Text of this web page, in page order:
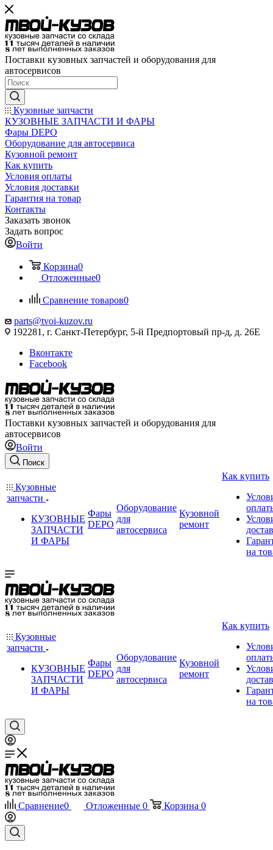
Поставки кузовных запчастей и оборудования для
автосервисов
Кузовные запчасти
КУЗОВНЫЕ ЗАПЧАСТИ И ФАРЫ
Фары DEPO
Оборудование для автосервиса
Кузовной ремонт
Как купить
Условия оплаты
Условия доставки
Гарантия на товар
Контакты
Заказать звонок
Задать вопрос
Войти
Корзина0
Отложенные0
Сравнение товаров0
parts@tvoi-kuzov.ru
192281, г. Санкт-Петербург, 5-й Предпортовый пр-д, д. 26Е
Вконтакте
Facebook
Поставки кузовных запчастей и оборудования для
автосервисов
Войти
Поиск
Кузовные
запчасти
КУЗОВНЫЕ
ЗАПЧАСТИ
И ФАРЫ
Фары
DEPO
Оборудование
для
автосервиса
Кузовной
ремонт
Как купить
на
Кузовные
запчасти
КУЗОВНЫЕ
ЗАПЧАСТИ
И ФАРЫ
Фары
DEPO
Оборудование
для
автосервиса
Кузовной
ремонт
Как купить
на
Сравнение0 Отложенные 0 Корзина 0